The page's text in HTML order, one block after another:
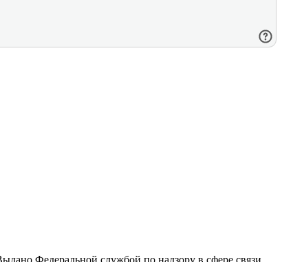
Федеральной службой по надзору в сфере связи,